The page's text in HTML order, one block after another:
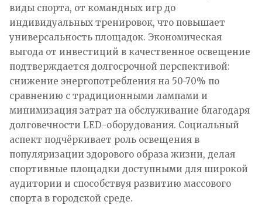
виды спорта, от командных игр до
индивидуальных тренировок, что повышает
универсальность площадок. Экономическая
выгода от инвестиций в качественное освещение
подтверждается долгосрочной перспективой:
снижение энергопотребления на 50-70% по
сравнению с традиционными лампами и
минимизация затрат на обслуживание благодаря
долговечности LED-оборудования. Социальный
аспект подчёркивает роль освещения в
популяризации здорового образа жизни, делая
спортивные площадки доступными для широкой
аудитории и способствуя развитию массового
спорта в городской среде.